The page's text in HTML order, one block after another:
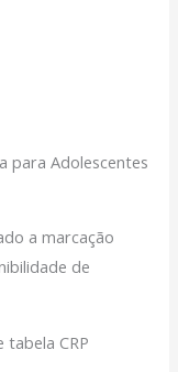
para Adolescentes
a marcação
de
CRP